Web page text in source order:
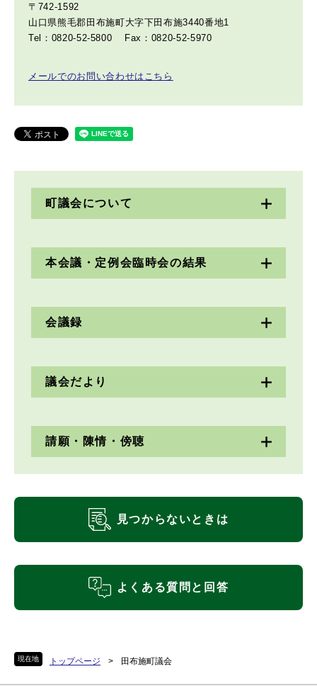
現在地 トップページ > 田布施町議会
〒742-1592
山口県熊毛郡田布施町大字下田布施3440番地1
Tel：0820-52-5800
Fax：0820-52-5970
メールでのお問い合わせはこちら
町議会について
本会議・定例会臨時会の結果
会議録
議会だより
請願・陳情・傍聴
見つからないときは
よくある質問と回答